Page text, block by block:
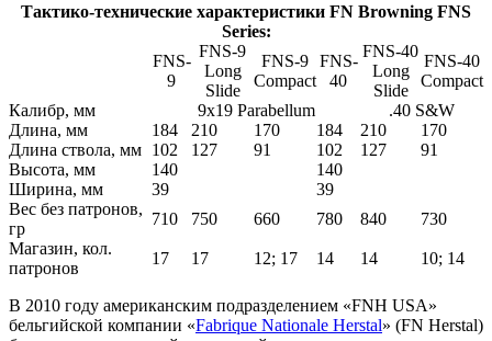
Тактико-технические характеристики FN Browning FNS
Series:
FNS-
9
FNS-9
Long
Slide
FNS-9
Compact
FNS-
40
FNS-40
Long
Slide
FNS-40
Compact
Калибр, мм
9х19 Parabellum
.40 S&W
Длина, мм
184 210 170 184 210
170
Длина ствола, мм 102 127 91 102 127
91
Высота, мм
140
140
Ширина, мм
39
39
Вес без патронов,
гр
710 750 660 780 840
730
Магазин, кол.
патронов
17 17 12; 17 14 14 10; 14
В 2010 году американским подразделением «FNH USA»
бельгийской компании «Fabrique Nationale Herstal» (FN Herstal)